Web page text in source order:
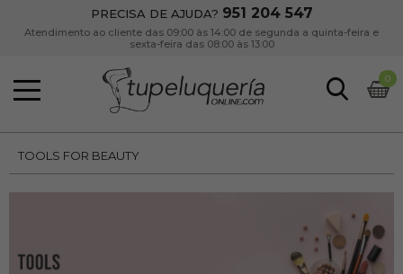
PRECISA DE AJUDA? 951 204 547
Atendimento ao cliente das 09:00 às 14:00 de segunda a quinta-feira e
sexta-feira das 08:00 às 13:00
0
TOOLS FOR BEAUTY